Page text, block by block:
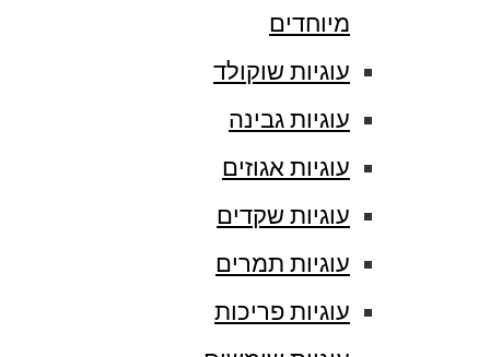
מיוחדים
עוגיות שוקולד
עוגיות גבינה
עוגיות אגוזים
עוגיות שקדים
עוגיות תמרים
עוגיות פריכות